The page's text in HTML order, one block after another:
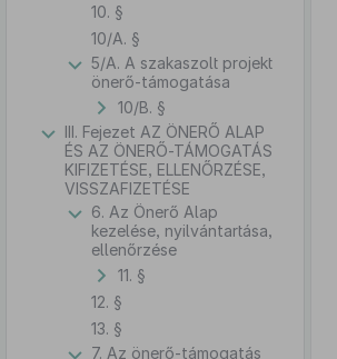
10. §
10/A. §
5/A. A szakaszolt projekt
önerő-támogatása
10/B. §
III. Fejezet AZ ÖNERŐ ALAP
ÉS AZ ÖNERŐ-TÁMOGATÁS
KIFIZETÉSE, ELLENŐRZÉSE,
VISSZAFIZETÉSE
6. Az Önerő Alap
kezelése, nyilvántartása,
ellenőrzése
11. §
12. §
13. §
7. Az önerő-támogatás